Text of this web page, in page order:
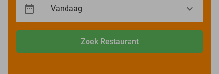
Zoek Restaurant